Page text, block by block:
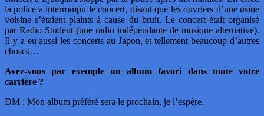
la police a interrompu le concert, disant que les ouvriers d’une usine
voisine s’étaient plaints à cause du bruit. Le concert était organisé
par Radio Student (une radio indépendante de musique alternative).
Il y a eu aussi les concerts au Japon, et tellement beaucoup d’autres
choses…
Avez-vous par exemple un album favori dans toute votre
carrière ?
DM : Mon album préféré sera le prochain, je l’espère.